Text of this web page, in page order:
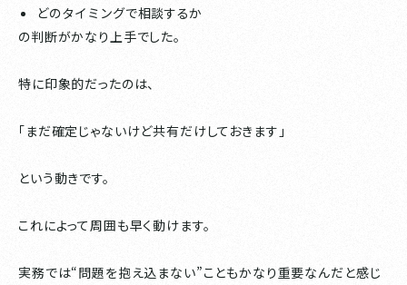
どのタイミングで相談するか
の判断がかなり上手でした。
特に印象的だったのは、
「まだ確定じゃないけど共有だけしておきます」
という動きです。
これによって周囲も早く動けます。
実務では“問題を抱え込まない”こともかなり重要なんだと感じ